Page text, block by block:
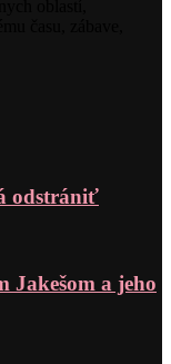
odstrániť
Jakešom a jeho